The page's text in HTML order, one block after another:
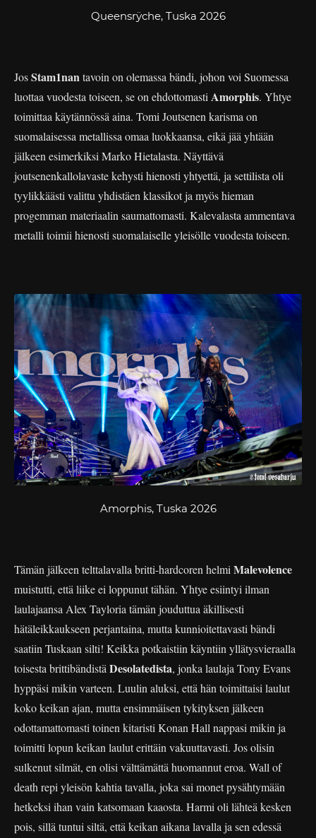
Queensrÿche, Tuska 2026
JosStam1nan tavoin on olemassa bändi, johon voi Suomessa
luottaa vuodesta toiseen, se on ehdottomasti Amorphis. Yhtye
toimittaa käytännössä aina. Tomi Joutsenen karisma on
suomalaisessa metallissa omaa luokkaansa, eikä jää yhtään
jälkeen esimerkiksi Marko Hietalasta. Näyttävä
joutsenenkallolavaste kehysti hienosti yhtyettä, ja settilista oli
tyylikkäästi valittu yhdistäen klassikot ja myös hieman
progemman materiaalin saumattomasti. Kalevalasta ammentava
metalli toimii hienosti suomalaiselle yleisölle vuodesta toiseen.
Amorphis, Tuska 2026
Tämän jälkeen telttalavalla britti-hardcoren helmi Malevolence
muistutti, että liike ei loppunut tähän. Yhtye esiintyi ilman
laulajaansa Alex Tayloria tämän jouduttua äkillisesti
hätäleikkaukseen perjantaina, mutta kunnioitettavasti bändi
saatiin Tuskaan silti! Keikka potkaistiin käyntiin yllätysvieraalla
toisesta brittibändistä Desolatedista, jonka laulaja Tony Evans
hyppäsi mikin varteen. Luulin aluksi, että hän toimittaisi laulut
koko keikan ajan, mutta ensimmäisen tykityksen jälkeen
odottamattomasti toinen kitaristi Konan Hall nappasi mikin ja
toimitti lopun keikan laulut erittäin vakuuttavasti. Jos olisin
sulkenut silmät, en olisi välttämättä huomannut eroa. Wall of
death repi yleisön kahtia tavalla, joka sai monet pysähtymään
hetkeksi ihan vain katsomaan kaaosta. Harmi oli lähteä kesken
pois, sillä tuntui siltä, että keikan aikana lavalla ja sen edessä